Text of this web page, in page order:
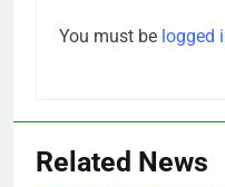
You must be logged
Related News